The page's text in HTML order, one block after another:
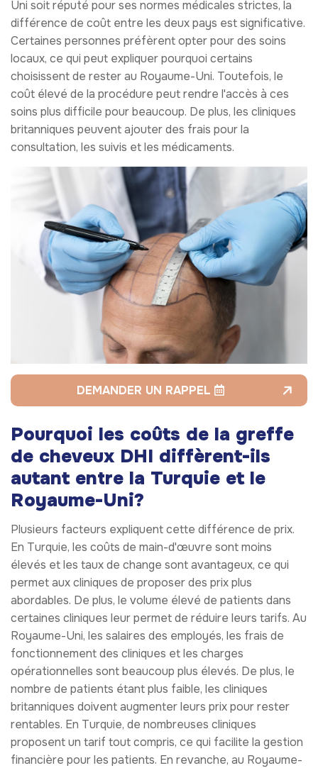
Uni soit réputé pour ses normes médicales strictes, la
différence de coût entre les deux pays est significative.
Certaines personnes préfèrent opter pour des soins
locaux, ce qui peut expliquer pourquoi certains
choisissent de rester au Royaume-Uni. Toutefois, le
coût élevé de la procédure peut rendre l'accès à ces
soins plus difficile pour beaucoup. De plus, les cliniques
britanniques peuvent ajouter des frais pour la
consultation, les suivis et les médicaments.
DEMANDER UN RAPPEL
Pourquoi les coûts de la greffe
de cheveux DHI diffèrent-ils
autant entre la Turquie et le
Royaume-Uni?
Plusieurs facteurs expliquent cette différence de prix.
En Turquie, les coûts de main-d'œuvre sont moins
élevés et les taux de change sont avantageux, ce qui
permet aux cliniques de proposer des prix plus
abordables. De plus, le volume élevé de patients dans
certaines cliniques leur permet de réduire leurs tarifs. Au
Royaume-Uni, les salaires des employés, les frais de
fonctionnement des cliniques et les charges
opérationnelles sont beaucoup plus élevés. De plus, le
nombre de patients étant plus faible, les cliniques
britanniques doivent augmenter leurs prix pour rester
rentables. En Turquie, de nombreuses cliniques
proposent un tarif tout compris, ce qui facilite la gestion
financière pour les patients. En revanche, au Royaume-